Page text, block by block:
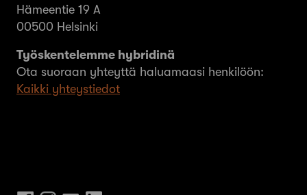
Hämeentie 19 A
00500 Helsinki
Työskentelemme hybridinä
Ota suoraan yhteyttä haluamaasi henkilöön:
Kaikki yhteystiedot